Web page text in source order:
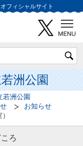
フィシャルサイト
洲公園
若洲公園
お知らせ
ろ